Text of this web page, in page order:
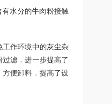
水分的牛肉粉接触
工作环境中的灰尘杂
滤，进一步提高了
方便卸料，提高了设